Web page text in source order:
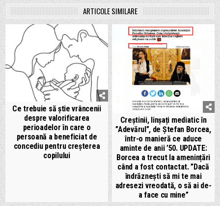
ARTICOLE SIMILARE
Ce trebuie să știe vrâncenii
despre valorificarea
perioadelor în care o
persoană a beneficiat de
concediu pentru creșterea
copilului
Creștinii, linșați mediatic în
”Adevărul”, de Ștefan Borcea,
într-o manieră ce aduce
aminte de anii ’50. UPDATE:
Borcea a trecut la amenințări
când a fost contactat. ”Dacă
îndrăznești să mi te mai
adresezi vreodată, o să ai de-
a face cu mine”